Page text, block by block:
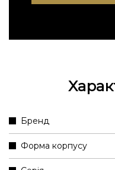
Бренд
Форма корпусу